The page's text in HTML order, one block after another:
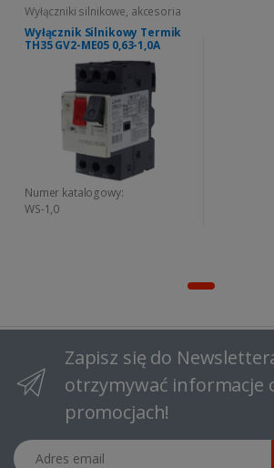
Wyłączniki silnikowe, akcesoria
Wyłącznik Silnikowy Termik
TH35 GV2-ME05 0,63-1,0A
Numer katalogowy:
WS-1,0
Zapisz się do
otrzymywać informacje
promocjach!
Adres email